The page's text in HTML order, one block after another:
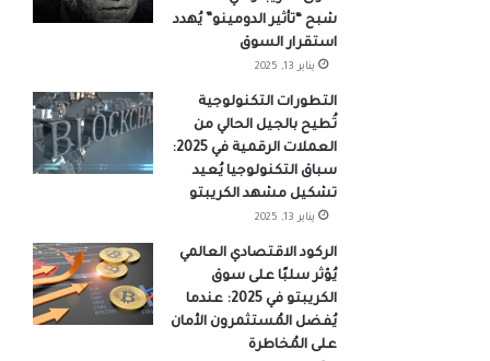
شبح “تأثير الدومينو” يُهدد
استقرار السوق
يناير 13, 2025
التطورات التكنولوجية
تُطيح بالجيل الحالي من
العملات الرقمية في 2025:
سباق التكنولوجيا يُعيد
تشكيل مشهد الكريبتو
يناير 13, 2025
الركود الاقتصادي العالمي
يُؤثر سلبًا على سوق
الكريبتو في 2025: عندما
يُفضل المُستثمرون الأمان
على المُخاطرة